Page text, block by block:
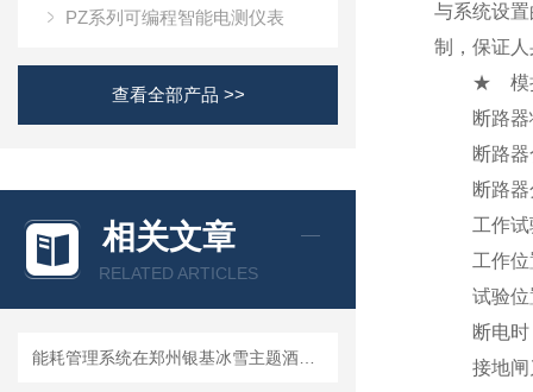
PZ系列可编程智能电测仪表
查看全部产品 >>
相关文章
RELATED ARTICLES
与系统设
制，保证
★ 模拟
断路器状
断路器合
断路器分
工作试验
工作位置
试验位置
断电时，
接地闸刀